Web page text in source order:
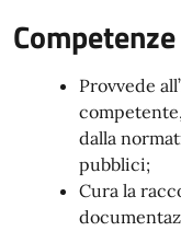
Competenze
Provvede
dalla
pubblici;
Cura la